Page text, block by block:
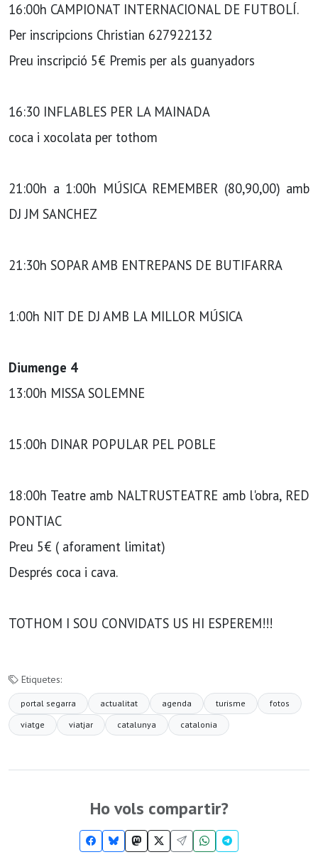
16:00h CAMPIONAT INTERNACIONAL DE FUTBOLÍ.
Per inscripcions Christian 627922132
Preu inscripció 5€ Premis per als guanyadors
16:30 INFLABLES PER LA MAINADA
coca i xocolata per tothom
21:00h a 1:00h MÚSICA REMEMBER (80,90,00) amb
DJ JM SANCHEZ
21:30h SOPAR AMB ENTREPANS DE BUTIFARRA
1:00h NIT DE DJ AMB LA MILLOR MÚSICA
Diumenge 4
13:00h MISSA SOLEMNE
15:00h DINAR POPULAR PEL POBLE
18:00h Teatre amb NALTRUSTEATRE amb l'obra, RED
PONTIAC
Preu 5€ ( aforament limitat)
Després coca i cava.
TOTHOM I SOU CONVIDATS US HI ESPEREM!!!
Etiquetes:
portal segarra actualitat agenda turisme
fotos
viatge
viatjar catalunya catalonia
Ho vols compartir?